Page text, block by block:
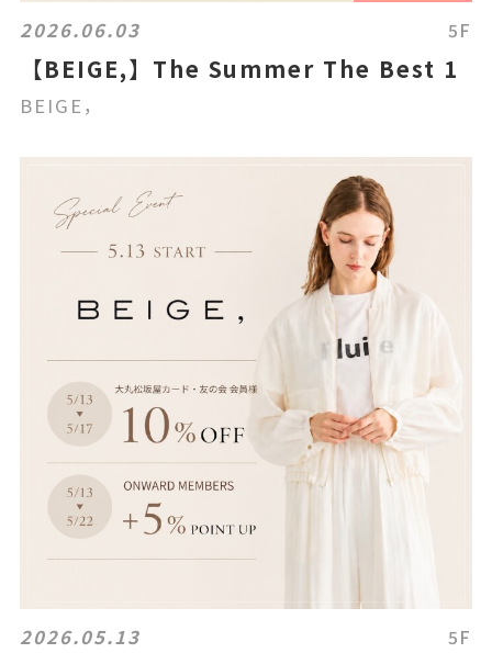
2026.06.03 5F
【BEIGE,】The Summer The Best 1
BEIGE，
2026.05.13 5F